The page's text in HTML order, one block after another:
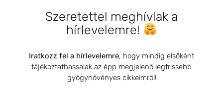
HÍRLEVÉL FELIRATKOZÁS
Kérlek a feliratkozáshoz fogadd el
Szeretettel meghívlak a
hírlevelemre!
Iratkozz fel a hírlevelemre, hogy mindig elsőként
tájékoztathassalak az épp megjelenő legfrissebb
gyógynövényes cikkeimről!